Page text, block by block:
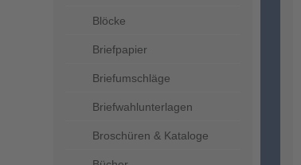
Blöcke
Briefpapier
Briefumschläge
Briefwahlunterlagen
Broschüren & Kataloge